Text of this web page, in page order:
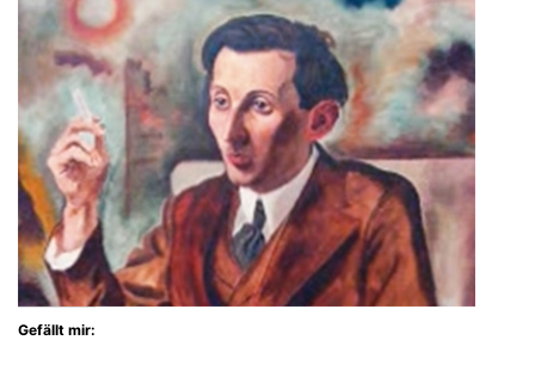
Gefällt mir: